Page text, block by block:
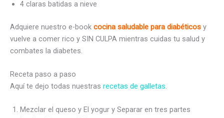
4 claras batidas a nieve
Adquiere nuestro e-book cocina saludable para diabéticos y
vuelve a comer rico y SIN CULPA mientras cuidas tu salud y
combates la diabetes.
Receta paso a paso
Aquí te dejo todas nuestras recetas de galletas.
Mezclar el queso y El yogur y Separar en tres partes